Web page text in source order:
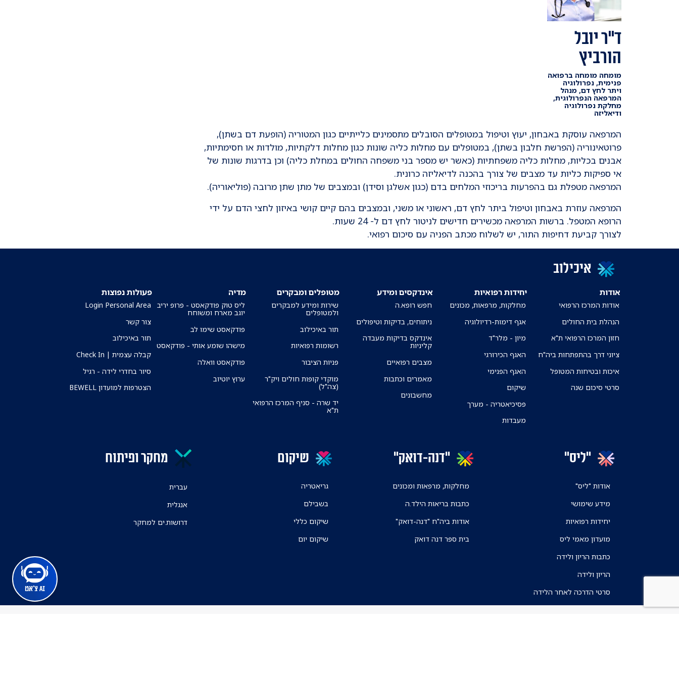
AI צ'אט
ד"ר יובל
הורביץ
מומחה מומחה ברפואה
פנימית, נפרולוגיה
ויתר לחץ דם, מנהל
המרפאה הנפרולוגית,
מחלקת נפרולוגיה
ודיאליזה
המרפאה עוסקת באבחון, יעוץ וטיפול במטופלים הסובלים מתסמינים כלייתיים כגון המטוריה (הופעת דם בשתן),
פרוטאינוריה (הפרשת חלבון בשתן), במטופלים עם מחלות כליה שונות כגון מחלות דלקתיות, מולדות או חסימתיות,
אבנים בכליות, מחלות כליה משפחתיות (כאשר יש מספר בני משפחה החולים במחלת כליה) וכן בדרגות שונות של
אי ספיקות כליות עד מצבים של צורך בהכנה לדיאליזה כרונית.
המרפאה מטפלת גם בהפרעות בריכוזי המלחים בדם (כגון אשלגן וסידן) ובמצבים של מתן שתן מרובה (פוליאוריה).
המרפאה עוזרת באבחון וטיפול ביתר לחץ דם, ראשוני או משני, ובמצבים בהם קיים קושי באיזון לחצי הדם על ידי
הרופא המטפל. ברשות המרפאה מכשירים חדישים לניטור לחץ דם ל- 24 שעות.
לצורך קביעת דחיפות התור, יש לשלוח מכתב הפניה עם סיכום רפואי.
איכילוב
אודות
אודות המרכז הרפואי
הנהלת בית החולים
חזון המרכז הרפואי ת"א
ציוני דרך בהתפתחות ביה"ח
איכות ובטיחות המטופל
סרטי סיכום שנה
יחידות רפואיות
מחלקות, מרפאות, מכונים
אגף דימות-רדיולוגיה
מיון - מלר"ד
האגף הכירורגי
האגף הפנימי
שיקום
פסיכיאטריה - מערך
מעבדות
אינדקסים ומידע
חפש רופא.ה
ניתוחים, בדיקות וטיפולים
אינדקס בדיקות מעבדה
קליניות
מצבים רפואיים
מאמרים וכתבות
מחשבונים
מטופלים ומבקרים
שירות ומידע למבקרים
ולמטופלים
תור באיכילוב
רשומות רפואיות
פניות הציבור
מוקדי קופות חולים ויק"ר
(צה"ל)
יד שרה - סניף המרכז הרפואי
ת"א
מדיה
ליס טוק פודקאסט - פרופ יריב
יוגב מארח ומשוחח
פודקאסט שימו לב
מישהו שומע אותי - פודקאסט
פודקאסט וואלה
ערוץ יוטיוב
פעולות נפוצות
Login Personal Area
צור קשר
תור באיכילוב
קבלה עצמית | Check In
סיור בחדרי לידה - רגיל
הצטרפות למועדון BEWELL
"ליס"
אודות "ליס"
מידע שימושי
יחידות רפואיות
מועדון מאמי ליס
כתבות הריון ולידה
הריון ולידה
סרטי הדרכה לאחר הלידה
"דנה-דואק"
מחלקות, מרפאות ומכונים
כתבות בריאות הילד.ה
אודות ביה"ח "דנה-דואק"
בית ספר דנה דואק
שיקום
גריאטריה
בשבילם
שיקום כללי
שיקום יום
מחקר ופיתוח
עברית
אנגלית
דרושות.ים למחקר